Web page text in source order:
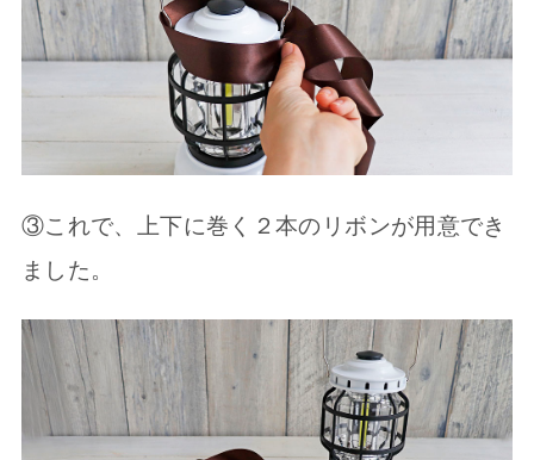
③これで、上下に巻く２本のリボンが用意でき
ました。